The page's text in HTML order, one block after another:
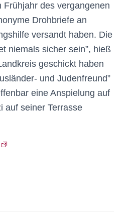
des vergangenen
Drohbriefe an
versandt haben. Die
niemals sicher sein”, hieß
geschickt haben
und Judenfreund”
eine Anspielung auf
auf seiner Terrasse